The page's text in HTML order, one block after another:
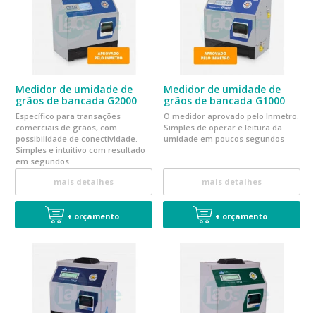
Medidor de umidade de
grãos de bancada G2000
Específico para transações
comerciais de grãos, com
possibilidade de conectividade.
Simples e intuitivo com resultado
em segundos.
mais detalhes
+ orçamento
Medidor de umidade de
grãos de bancada G1000
O medidor aprovado pelo Inmetro.
Simples de operar e leitura da
umidade em poucos segundos
mais detalhes
+ orçamento